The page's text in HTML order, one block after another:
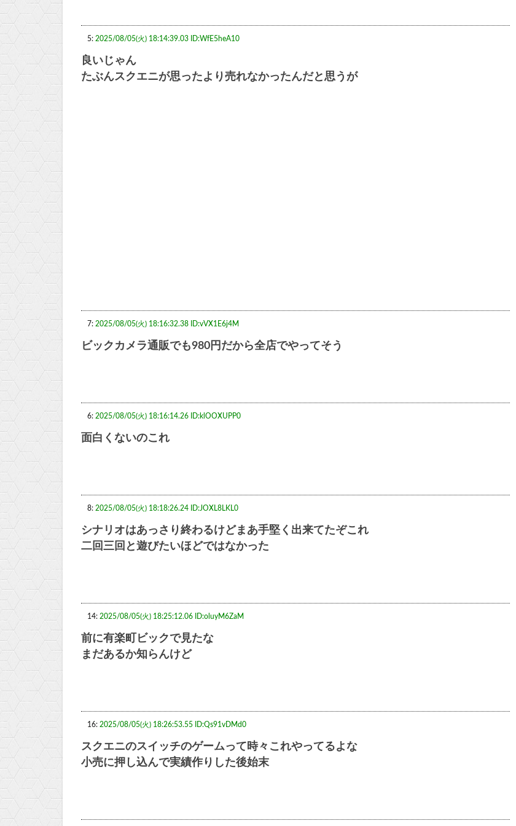
5: 2025/08/05(火) 18:14:39.03 ID:WfE5heA10
良いじゃん
たぶんスクエニが思ったより売れなかったんだと思うが
7: 2025/08/05(火) 18:16:32.38 ID:vVX1E6j4M
ビックカメラ通販でも980円だから全店でやってそう
6: 2025/08/05(火) 18:16:14.26 ID:klOOXUPP0
面白くないのこれ
8: 2025/08/05(火) 18:18:26.24 ID:JOXL8LKL0
シナリオはあっさり終わるけどまあ手堅く出来てたぞこれ
二回三回と遊びたいほどではなかった
14: 2025/08/05(火) 18:25:12.06 ID:oluyM6ZaM
前に有楽町ビックで見たな
まだあるか知らんけど
16: 2025/08/05(火) 18:26:53.55 ID:Qs91vDMd0
スクエニのスイッチのゲームって時々これやってるよな
小売に押し込んで実績作りした後始末